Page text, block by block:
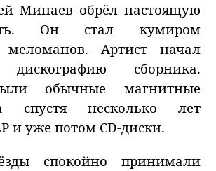
Минаев обрёл настоящую
Он стал кумиром
Артист начал
дискографию сборника.
обычные магнитные
спустя несколько лет
и уже потом CD-диски.
спокойно принимали